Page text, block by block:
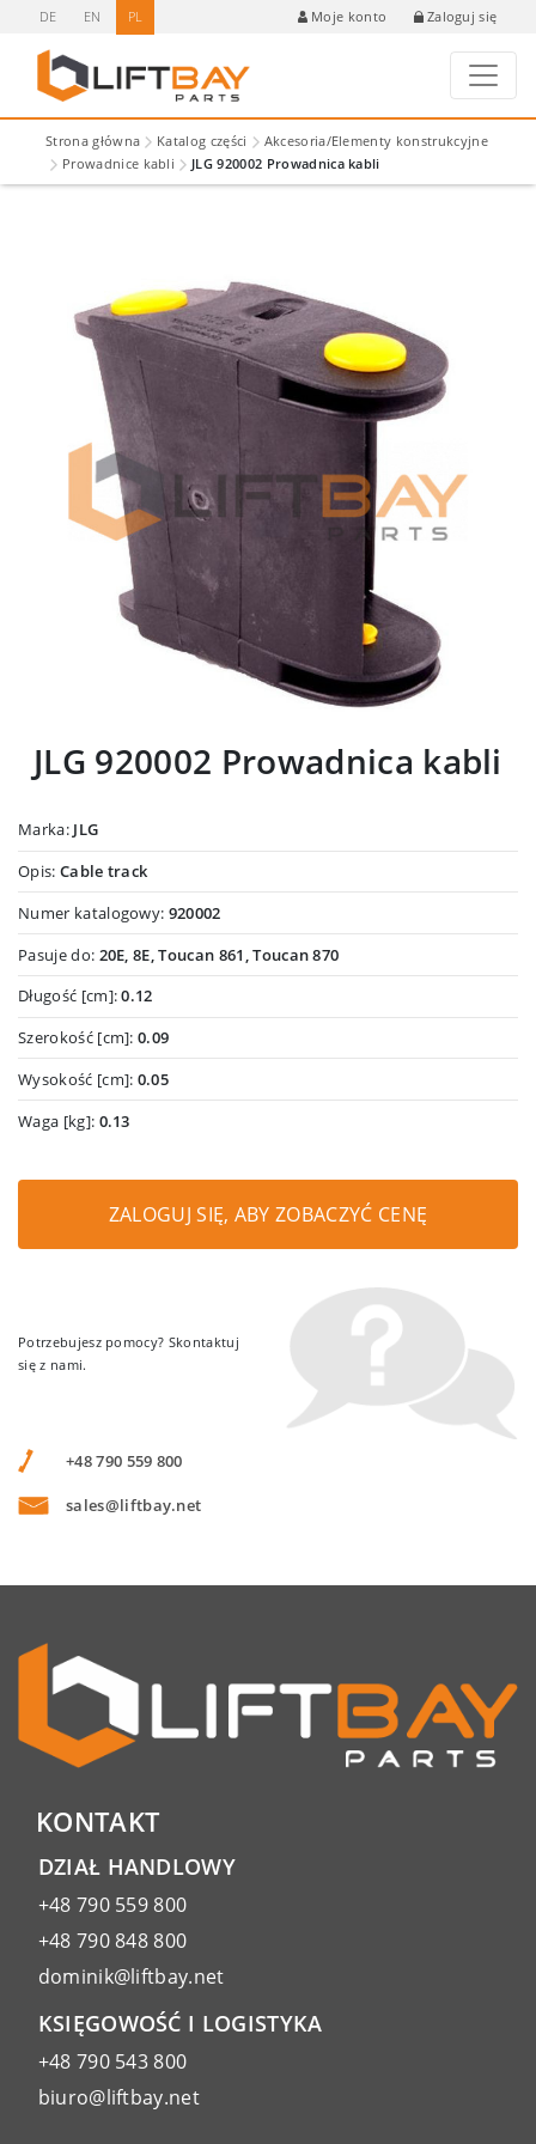
DE EN PL Moje konto Zaloguj się
Strona główna Katalog części
Akcesoria/Elementy konstrukcyjne
Prowadnice kabli
JLG 920002 Prowadnica kabli
JLG 920002 Prowadnica kabli
Marka: JLG
Opis: Cable track
Numer katalogowy: 920002
Pasuje do: 20E, 8E, Toucan 861, Toucan 870
Długość [cm]:0.12
Szerokość [cm]:0.09
Wysokość [cm]: 0.05
Waga [kg]: 0.13
ZALOGUJ SIĘ, ABY ZOBACZYĆ CENĘ
Potrzebujesz pomocy? Skontaktuj
się z nami.
+48 790 559 800
sales@liftbay.net
KONTAKT
DZIAŁ HANDLOWY
+48 790 559 800
+48 790 848 800
dominik@liftbay.net
KSIĘGOWOŚĆ I LOGISTYKA
+48 790 543 800
biuro@liftbay.net